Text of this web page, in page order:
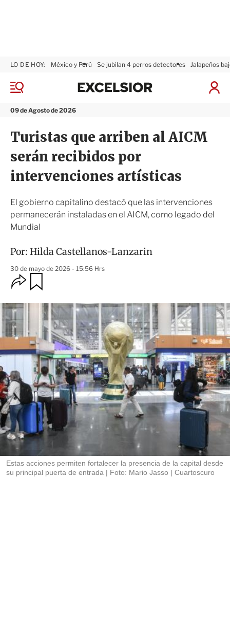
M
n
09 de Agosto de 2026
LO DE HOY: México y Perú Se jubilan 4 perros detectores Jalapeños
I
x
i
Turistas que arriben al AICM
serán recibidos por
intervenciones artísticas
El gobierno capitalino destacó que las intervenciones
permanecerán instaladas en el AICM, como legado del
Mundial
Por: Hilda Castellanos-Lanzarin
30 de mayo de 2026 - 15:56 Hrs
O
p
i
e
s
d
o
m
p
a
t
r
d
a
r
Estas acciones permiten fortalecer la presencia de la capital desde
su principal puerta de entrada
Foto: Mario Jasso | Cuartoscuro